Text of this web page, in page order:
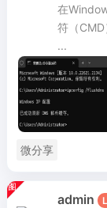
在
符（
...
微分享
admin